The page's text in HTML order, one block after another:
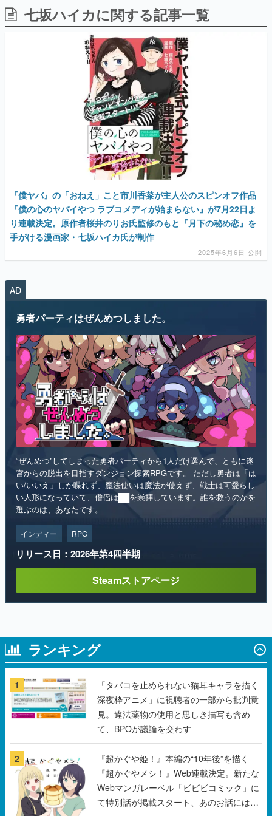
日本のモバイルゲーム史における主要なトピック・タイト
ルを網羅するほか、開発者へのインタビューや識者による
解説を掲載。約20年の歴史が一望できる決定版！
若ゲのいたり〜ゲームクリエイターの青春〜
『うつヌケ』『ペンと箸』等で知られるマンガ家・田中圭
一先生によるゲーム業界レポートマンガです。
なんでゲームは面白い？
ゲーム開発者・hamatsu氏がゲームの魅力を画面や操作の
具体的な形から解き明かしていく、硬派で骨太な評論連載
です。
ゲームが変えた日本語
「経験値」「裏技」「ラスボス」… ゲームにまつわる言葉
の起源や用法の変遷を、コンピューター文化史研究家・タ
イニーP氏が徹底調査。
カテゴリ
特集記事
アプリレビュー
その他
電ファミニコゲーマーとは？
運営：株式会社マレ
『僕ヤバ』の「おねえ」こと市川香菜が主人公のスピンオフ作品
『僕の心のヤバイやつ ラブコメディが始まらない』が7月22日よ
り連載決定。原作者桜井のりお氏監修のもと『月下の秘め恋』を
手がける漫画家・七坂ハイカ氏が制作
2025年6月6日 公開
AD
“ぜんめつ”してしまった勇者パーティから1人だけ選んで、ともに迷
宮からの脱出を目指すダンジョン探索RPGです。 ただし勇者は「は
い/いいえ」しか喋れず、魔法使いは魔法が使えず、戦士は可愛らし
い人形になっていて、僧侶は██を崇拝しています。誰を救うのかを
選ぶのは、あなたです。
インディー RPG
リリース日：2026年第4四半期
ランキング
1
「タバコを止められない猫耳キャラを描く
深夜枠アニメ」に視聴者の一部から批判意
見。違法薬物の使用と思しき描写も含め
て、BPOが議論を交わす
2
『超かぐや姫！』本編の“10年後”を描く
『超かぐやメシ！』Web連載決定。新たな
Webマンガレーベル「ビビビコミック」に
て特別話が掲載スタート、あのお話には…
まだ続きがある！
3
野球部の過酷な“補欠”を体験するゲーム